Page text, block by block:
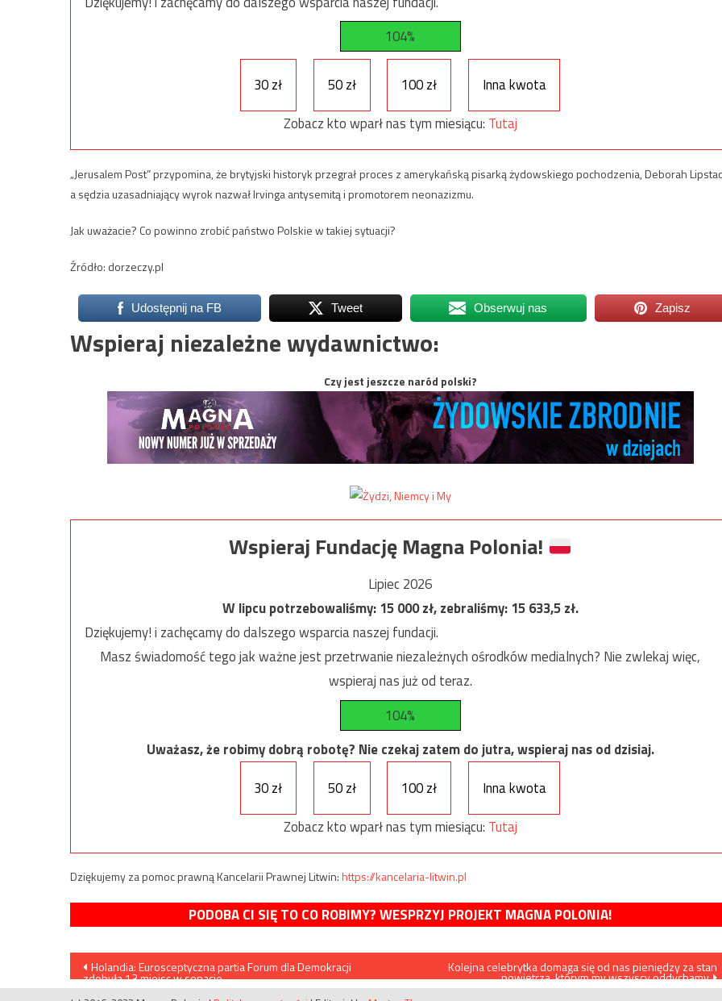
104%
30 zł 50 zł 100 zł
Inna kwota
Zobacz kto wparł nas tym miesiącu: Tutaj
„Jerusalem Post” przypomina, że brytyjski historyk przegrał proces z amerykańską pisarką żydowskiego pochodzenia, Deborah
a sędzia uzasadniający wyrok nazwał Irvinga antysemitą i promotorem neonazizmu.
Jak uważacie? Co powinno zrobić państwo Polskie w takiej sytuacji?
Źródło: dorzeczy.pl
Udostępnij na FB Tweet Obserwuj nas Zapisz
Wspieraj niezależne wydawnictwo:
Czy jest jeszcze naród polski?
Wspieraj Fundację Magna Polonia!
Lipiec 2026
W lipcu potrzebowaliśmy:15 000zł, zebraliśmy:15 633,5zł.
Dziękujemy! i zachęcamy do dalszego wsparcia naszej fundacji.
Masz świadomość tego jak ważne jest przetrwanie niezależnych ośrodków medialnych? Nie zwlekaj więc,
wspieraj nas już od teraz.
104%
Uważasz, że robimy dobrą robotę? Nie czekaj zatem do jutra, wspieraj nas od dzisiaj.
30 zł
50 zł 100 zł
Inna kwota
Zobacz kto wparł nas tym miesiącu: Tutaj
Dziękujemy za pomoc prawną Kancelarii Prawnej Litwin:https://kancelaria-litwin.pl
PODOBA CI SIĘ TO CO ROBIMY? WESPRZYJ PROJEKT MAGNA POLONIA!
Nawigacja
Holandia: Eurosceptyczna partia Forum dla Demokracji
zdobyła 13 miejsc w senacie
Kolejna celebrytka domaga się od nas pieniędzy za stan
powietrza, którym my wszyscy oddychamy